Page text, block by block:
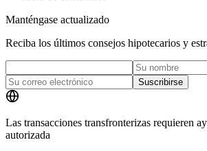
Manténgase actualizado
Reciba los últimos consejos hipotecarios y
Suscribirse
Las transacciones transfronterizas requieren
autorizada